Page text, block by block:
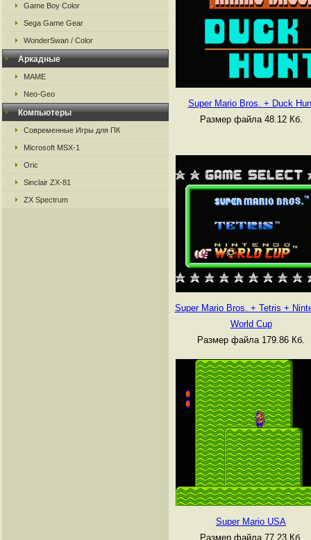
Game Boy Color
Sega Game Gear
WonderSwan / Color
Аркадные
MAME
Neo-Geo
Компьютеры
Современные Игры для ПК
Microsoft MSX-1
Oric
Sinclair ZX-81
ZX Spectrum
Super Mario Bros. + Duck
Размер файла 48.12 Кб.
Super Mario Bros. + Tetris +
World Cup
Размер файла 179.86 Кб.
Super Mario USA
Размер файла 77.23 Кб.